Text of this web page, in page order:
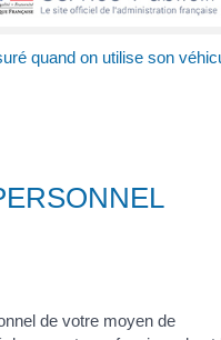
quand on utilise son
de votre moyen de